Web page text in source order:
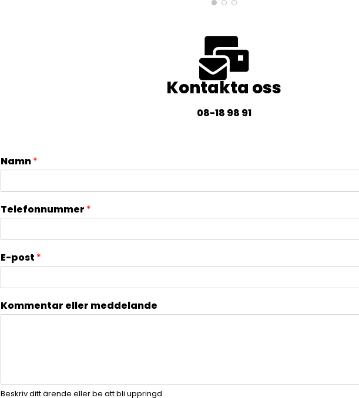
Kontakta oss
08-18 98 91
Namn*
Telefonnummer *
E-post *
Kommentar eller meddelande
Beskriv ditt ärende eller be att bli uppringd